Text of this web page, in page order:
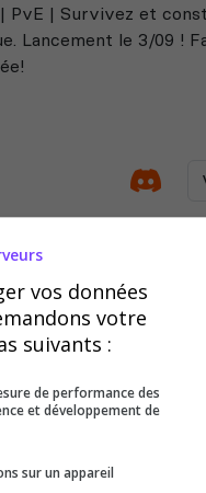
PvE | Survivez et
Lancement le 3/09 !
100% Français,
https://
vos données
votre
suivants :
de performance des
et développement de
sur un appareil